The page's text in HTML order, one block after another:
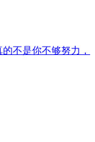
不是你不够努力，